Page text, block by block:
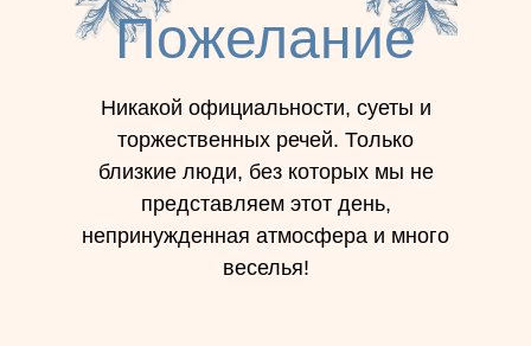
Пожелание
Никакой официальности, суеты и
торжественных речей. Только
близкие люди, без которых мы не
представляем этот день,
непринужденная атмосфера и много
веселья!